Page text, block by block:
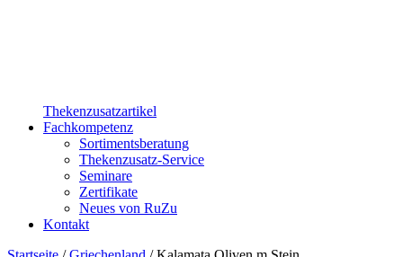
Thekenzusatzartikel
Fachkompetenz
Sortimentsberatung
Thekenzusatz-Service
Seminare
Zertifikate
Neues von RuZu
Kontakt